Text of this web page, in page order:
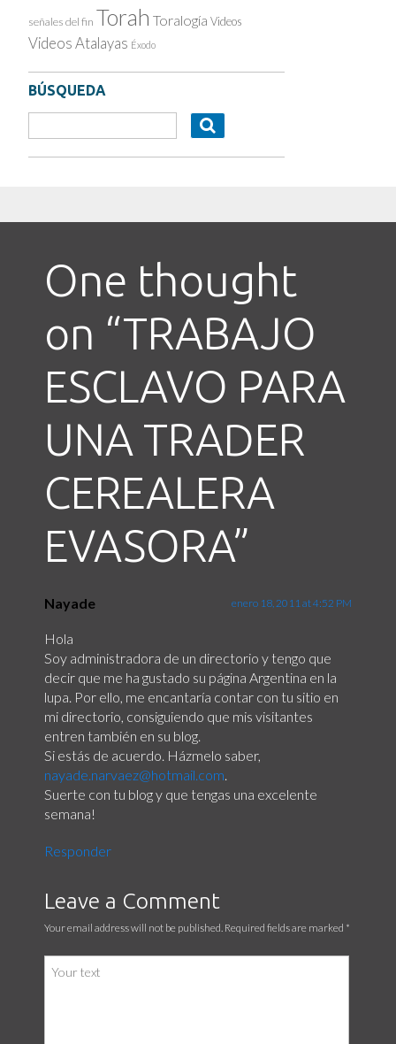
señales del fin Torah Toralogía Videos
Videos Atalayas Éxodo
BÚSQUEDA
One thought
on “TRABAJO
ESCLAVO PARA
UNA TRADER
CEREALERA
EVASORA”
Nayade enero 18, 2011 at 4:52 PM
Hola
Soy administradora de un directorio y tengo que
decir que me ha gustado su página Argentina en la
lupa. Por ello, me encantaría contar con tu sitio en
mi directorio, consiguiendo que mis visitantes
entren también en su blog.
Si estás de acuerdo. Házmelo saber,
nayade.narvaez@hotmail.com
Suerte con tu blog y que tengas una excelente
semana!
Responder
Leave a Comment
Your email address will not be published. Required fields are marked *